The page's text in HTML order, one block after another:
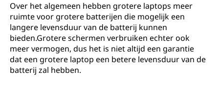
Over het algemeen hebben grotere laptops meer
ruimte voor grotere batterijen die mogelijk een
langere levensduur van de batterij kunnen
bieden.Grotere schermen verbruiken echter ook
meer vermogen, dus het is niet altijd een garantie
dat een grotere laptop een betere levensduur van de
batterij zal hebben.